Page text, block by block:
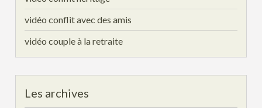
vidéo conflit avec des amis
vidéo couple à la retraite
Les archives